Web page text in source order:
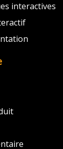
interactives